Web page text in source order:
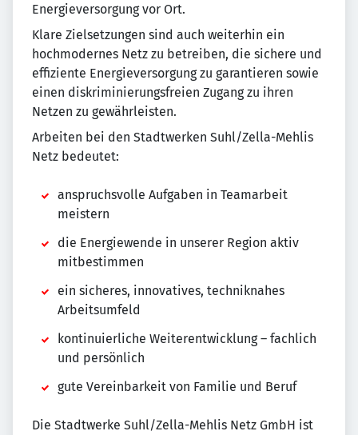
Energieversorgung vor Ort.
Klare Zielsetzungen sind auch weiterhin ein
hochmodernes Netz zu betreiben, die sichere und
effiziente Energieversorgung zu garantieren sowie
einen diskriminierungsfreien Zugang zu ihren
Netzen zu gewährleisten.
Arbeiten bei den Stadtwerken Suhl/Zella-Mehlis
Netz bedeutet:
anspruchsvolle Aufgaben in Teamarbeit
meistern
die Energiewende in unserer Region aktiv
mitbestimmen
ein sicheres, innovatives, techniknahes
Arbeitsumfeld
kontinuierliche Weiterentwicklung – fachlich
und persönlich
gute Vereinbarkeit von Familie und Beruf
Die Stadtwerke Suhl/Zella-Mehlis Netz GmbH ist